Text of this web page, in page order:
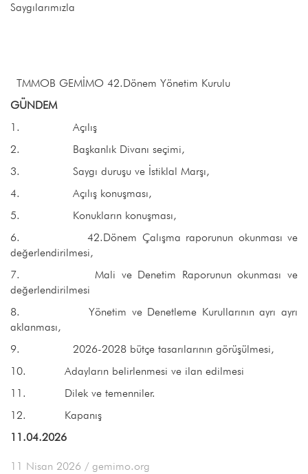
Saygılarımızla
TMMOB GEMİMO 42.Dönem Yönetim Kurulu
GÜNDEM
1. Açılış
2. Başkanlık Divanı seçimi,
3. Saygı duruşu ve İstiklal Marşı,
4. Açılış konuşması,
5. Konukların konuşması,
6. 42.Dönem Çalışma raporunun okunması ve
değerlendirilmesi,
7. Mali ve Denetim Raporunun okunması ve
değerlendirilmesi
8. Yönetim ve Denetleme Kurullarının ayrı ayrı
aklanması,
9. 2026-2028 bütçe tasarılarının görüşülmesi,
10. Adayların belirlenmesi ve ilan edilmesi
11. Dilek ve temenniler.
12. Kapanış
11.04.2026
11 Nisan 2026 / gemimo.org